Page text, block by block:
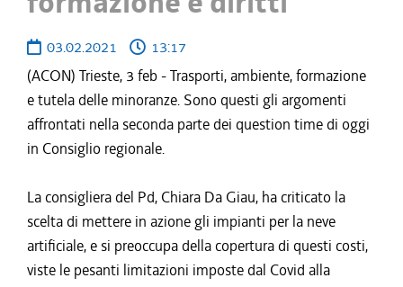
03.02.2021
13:17
(ACON) Trieste, 3 feb - Trasporti, ambiente, formazione
e tutela delle minoranze. Sono questi gli argomenti
affrontati nella seconda parte dei question time di oggi
in Consiglio regionale.
La consigliera del Pd, Chiara Da Giau, ha criticato la
scelta di mettere in azione gli impianti per la neve
artificiale, e si preoccupa della copertura di questi costi,
viste le pesanti limitazioni imposte dal Covid alla